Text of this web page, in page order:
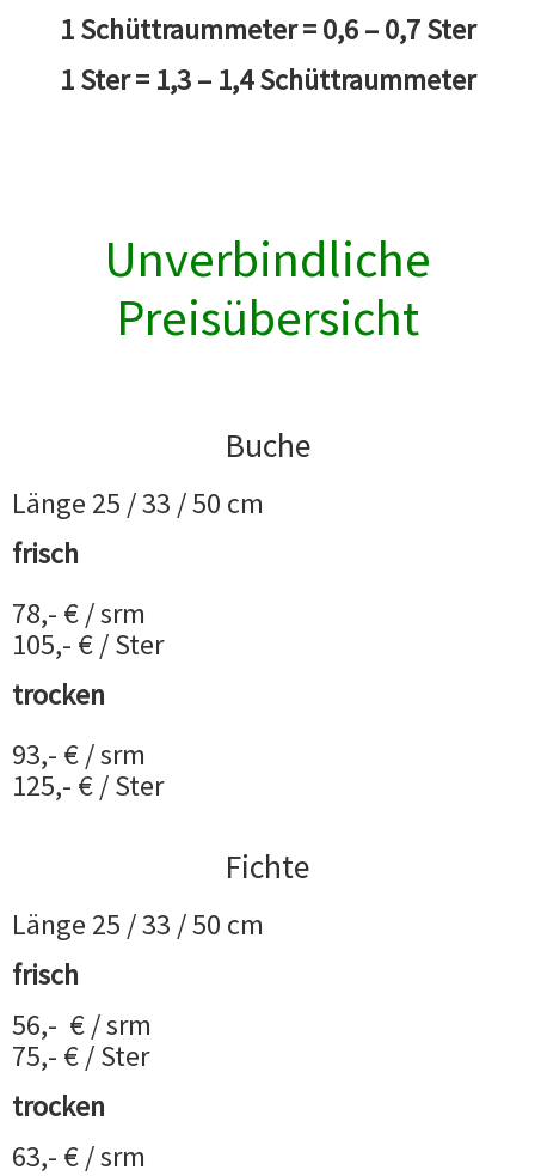
1 Schüttraummeter = 0,6 – 0,7 Ster
1 Ster = 1,3 – 1,4 Schüttraummeter
Unverbindliche
Preisübersicht
Buche
Länge 25 / 33 / 50 cm
frisch
78,- € / srm
105,- € / Ster
trocken
93,- € / srm
125,- € / Ster
Fichte
Länge 25 / 33 / 50 cm
frisch
56,- € / srm
75,- € / Ster
trocken
63,- € / srm